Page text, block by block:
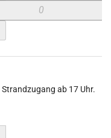
ab 17 Uhr.